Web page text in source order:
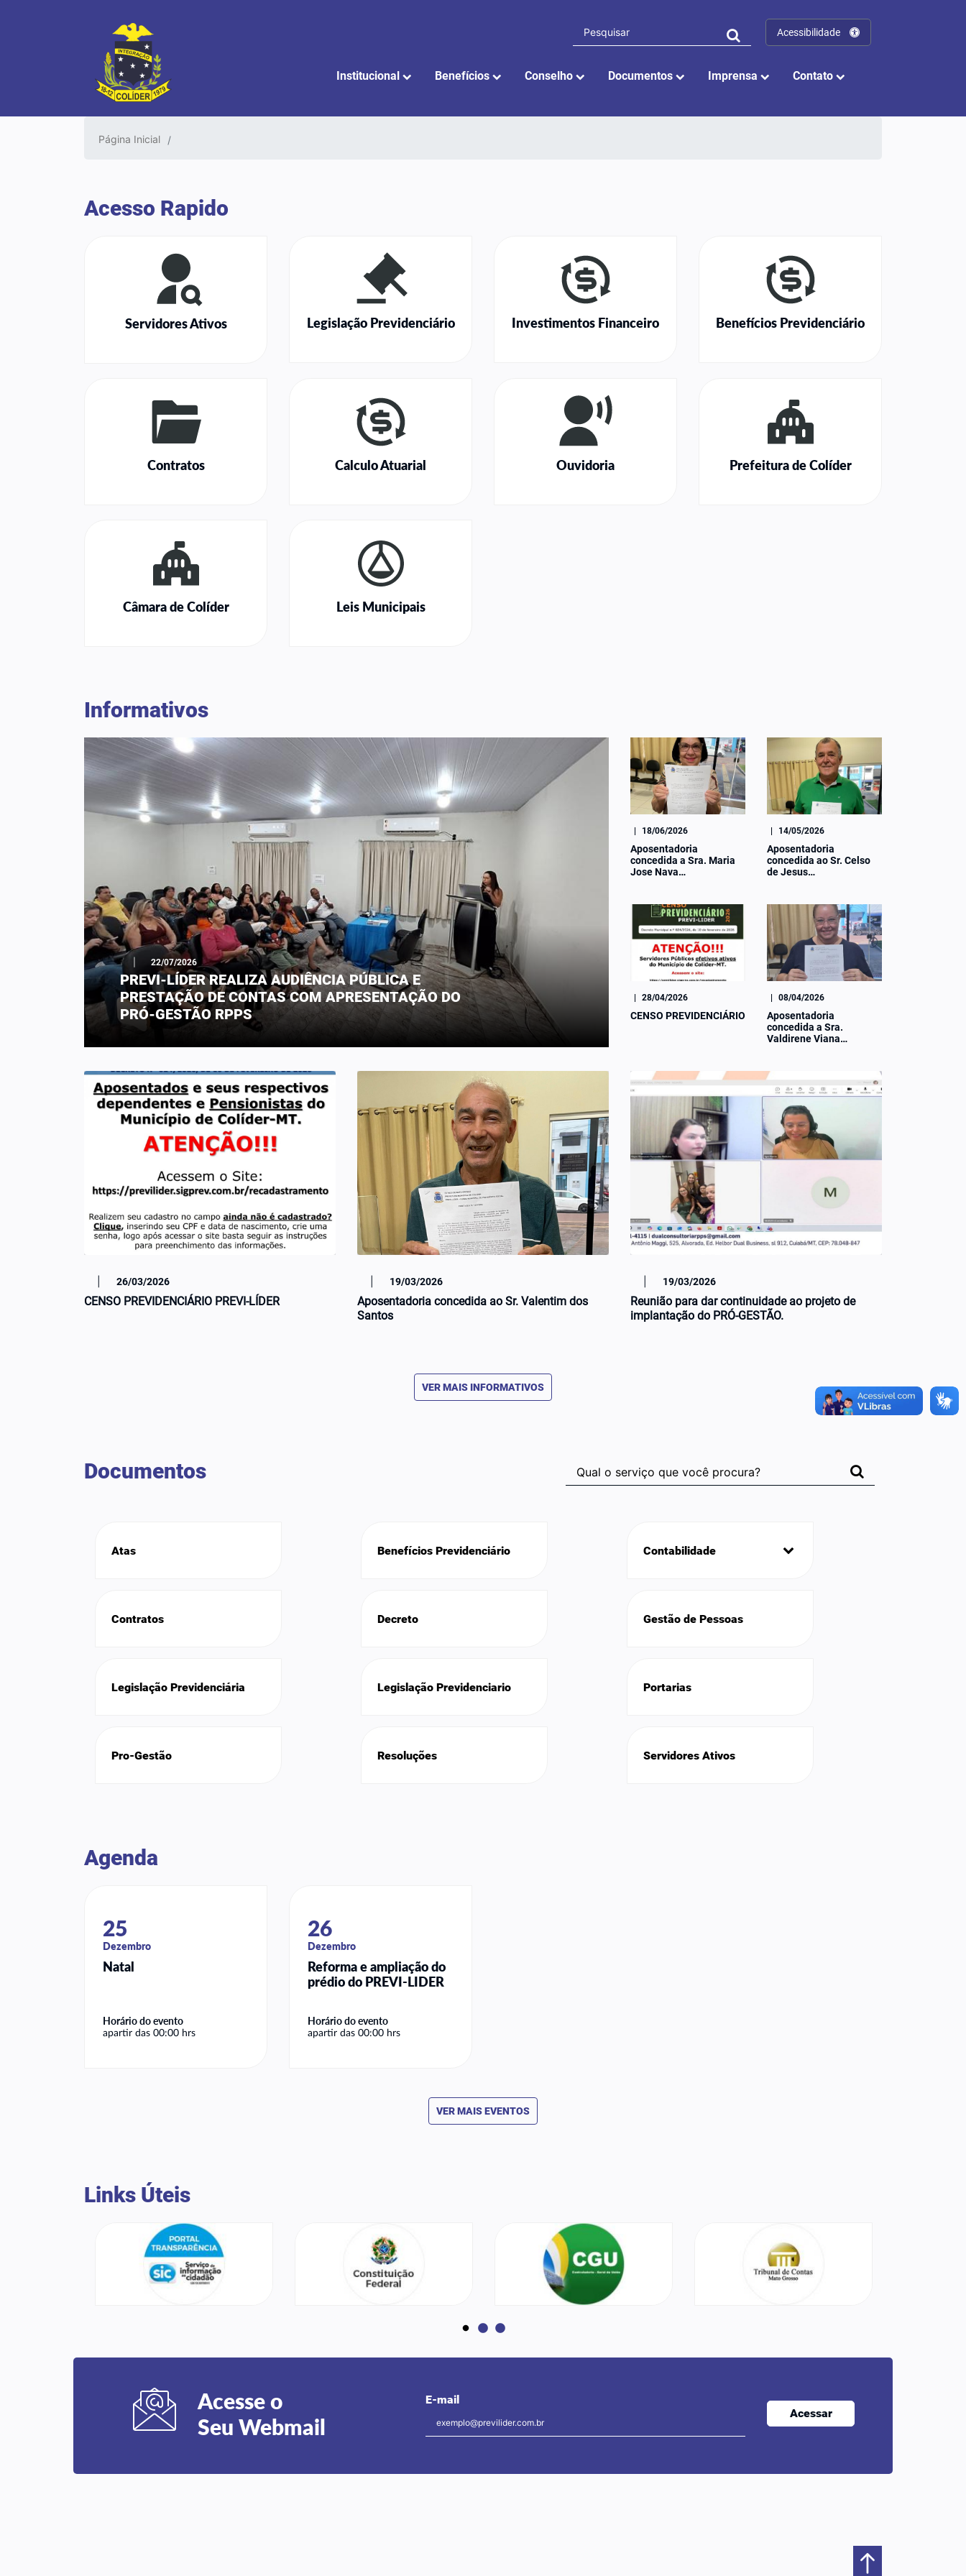
Acessibilidade
Institucional Benefícios Conselho Documentos Imprensa Contato
Página Inicial
Acesso Rapido
Servidores Ativos Legislação Previdenciário Investimentos Financeiro Benefícios Previdenciário
Contratos Calculo Atuarial Ouvidoria Prefeitura de Colíder
Câmara de Colíder Leis Municipais
Informativos
22/07/2026
PREVI-LÍDER REALIZA AUDIÊNCIA PÚBLICA E
PRESTAÇÃO DE CONTAS COM APRESENTAÇÃO DO
PRÓ-GESTÃO RPPS
18/06/2026
Aposentadoria
concedida a Sra. Maria
Jose Nava…
14/05/2026
Aposentadoria
concedida ao Sr. Celso
de Jesus…
| 28/04/2026
CENSO PREVIDENCIÁRIO
| 08/04/2026
Aposentadoria
concedida a Sra.
Valdirene Viana…
26/03/2026
CENSO PREVIDENCIÁRIO PREVI-LÍDER
19/03/2026
Aposentadoria concedida ao Sr. Valentim dos
Santos
19/03/2026
Reunião para dar continuidade ao projeto de
implantação do PRÓ-GESTÃO.
VER MAIS INFORMATIVOS
Documentos
Atas Benefícios Previdenciário Contabilidade
Contratos Decreto Gestão de Pessoas
Legislação Previdenciária Legislação Previdenciario Portarias
Pro-Gestão Resoluções Servidores Ativos
Agenda
25
Dezembro
Natal
Horário do evento
apartir das 00:00 hrs
26
Dezembro
Reforma e ampliação do
prédio do PREVI-LIDER
Horário do evento
apartir das 00:00 hrs
VER MAIS EVENTOS
Links Úteis
Acesse o
Seu Webmail
E-mail
Acessar